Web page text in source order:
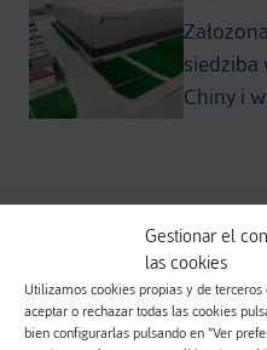
Gestionar el
las cookies
Utilizamos cookies propias y de
aceptar o rechazar todas las cookies
bien configurarlas pulsando en “Ver
siedziba
Chiny i